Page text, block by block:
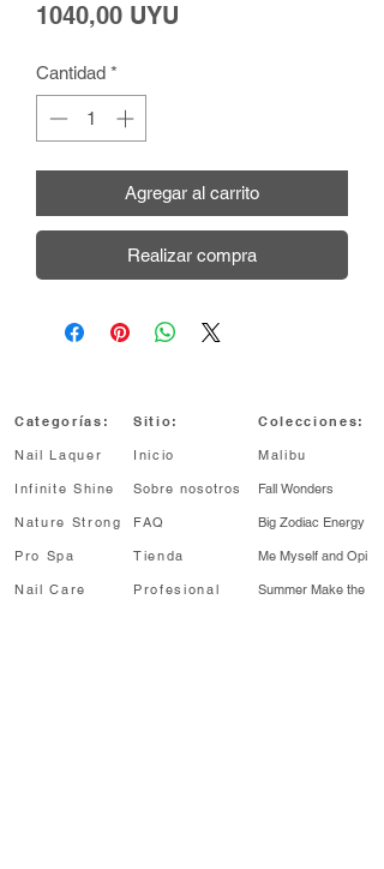
1040,00 UYU
Cantidad *
Agregar al carrito
Realizar compra
Categorías:
Nail Laquer
Infinite Shine
Nature Strong
Pro Spa
Nail Care
Sitio:
Inicio
Sobre nosotros
FAQ
Tienda
Profesional
Colecciones:
Malibu
Fall Wonders
Big Zodiac Energy
Me Myself and Opi
Summer Make the